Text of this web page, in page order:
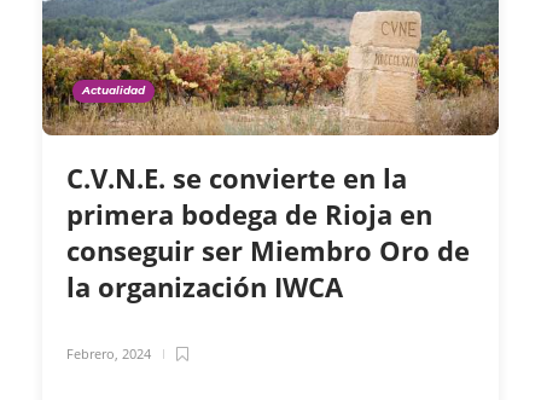
Actualidad
C.V.N.E. se convierte en la
primera bodega de Rioja en
conseguir ser Miembro Oro de
la organización IWCA
Febrero, 2024